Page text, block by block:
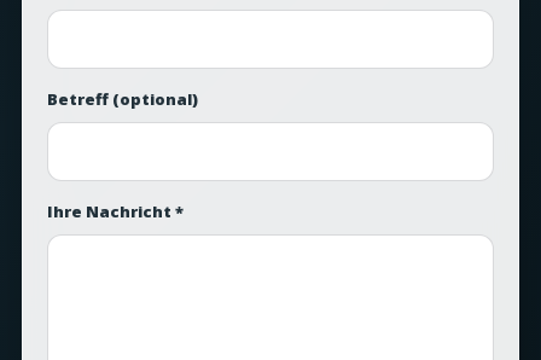
Betreff (optional)
Ihre Nachricht *